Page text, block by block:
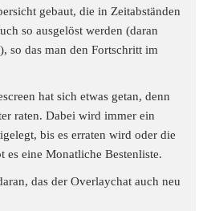
gebaut, die in Zeitabständen
so ausgelöst werden (daran
so das man den Fortschritt im
hat sich etwas getan, denn
raten. Dabei wird immer ein
bis es erraten wird oder die
es eine Monatliche Bestenliste.
das der Overlaychat auch neu